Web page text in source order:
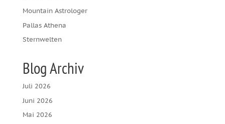
Mountain Astrologer
Pallas Athena
Sternwelten
Blog Archiv
Juli 2026
Juni 2026
Mai 2026